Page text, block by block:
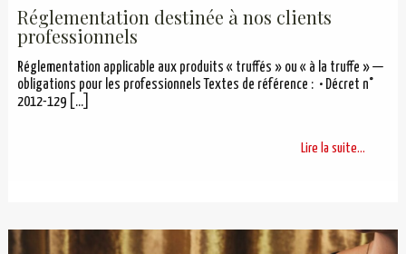
Réglementation destinée à nos clients
professionnels
Réglementation applicable aux produits « truffés » ou « à la truffe » —
obligations pour les professionnels Textes de référence : • Décret n°
2012-129 […]
Lire la suite...